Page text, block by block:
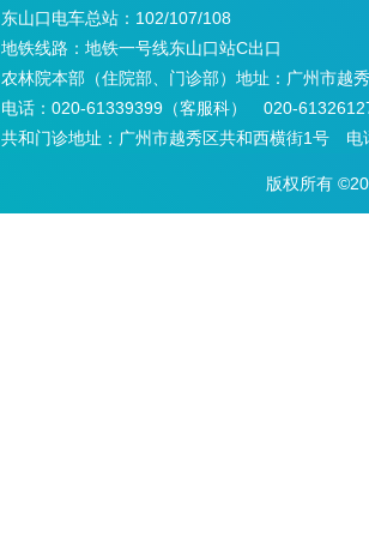
东山口电车总站： 102/107/108
地铁线路： 地铁一号线东山口站C出口
农林院本部（住院部、门诊部）地址： 广州市越
电话： 020-61339399（客服科） 020-
共和门诊地址： 广州市越秀区共和西横街1号 电
版权所有